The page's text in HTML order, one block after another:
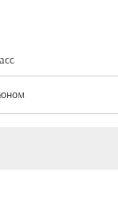
option Эконом Selected